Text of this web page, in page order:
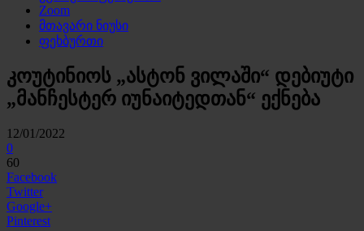
Zoom
მთავარი ნიუსი
ფეხბურთი
კოუტინიოს „ასტონ ვილაში“ დებიუტი
„მანჩესტერ იუნაიტედთან“ ექნება
12/01/2022
0
60
Facebook
Twitter
Google+
Pinterest